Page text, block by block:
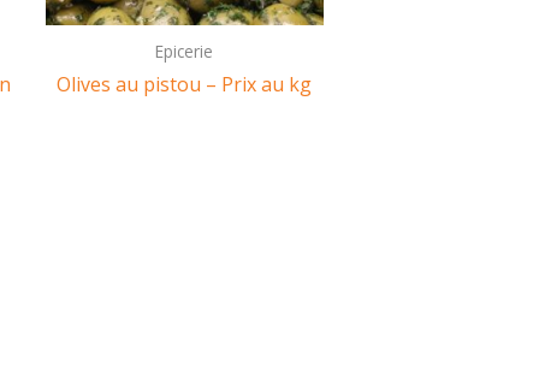
Epicerie
Olives au pistou – Prix au kg